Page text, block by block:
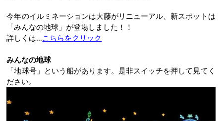
今年のイルミネーションは大藤がリニューアル、新スポットは
「みんなの地球」が登場しました！！
詳しくは…こちらをクリック
みんなの地球
「地球号」という船があります。是非スイッチを押して見てく
ださい。